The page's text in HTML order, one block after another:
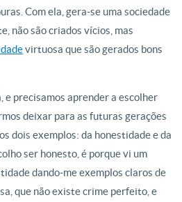
Com ela, gera-se uma sociedade
não são criados vícios, mas
virtuosa que são gerados bons
e precisamos aprender a escolher
deixar para as futuras gerações
dois exemplos: da honestidade e da
ser honesto, é porque vi um
dando-me exemplos claros de
que não existe crime perfeito, e